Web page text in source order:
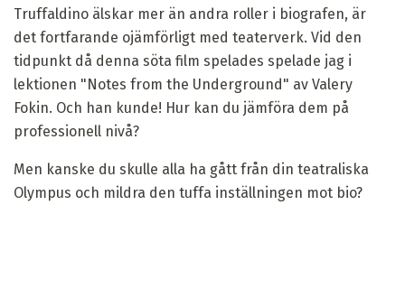
Truffaldino älskar mer än andra roller i biografen, är
det fortfarande ojämförligt med teaterverk. Vid den
tidpunkt då denna söta film spelades spelade jag i
lektionen "Notes from the Underground" av Valery
Fokin. Och han kunde! Hur kan du jämföra dem på
professionell nivå?
Men kanske du skulle alla ha gått från din teatraliska
Olympus och mildra den tuffa inställningen mot bio?